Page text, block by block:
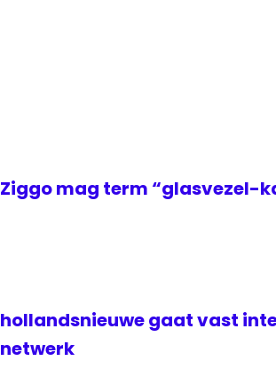
Ziggo mag term “glasvezel-
hollandsnieuwe gaat vast
netwerk